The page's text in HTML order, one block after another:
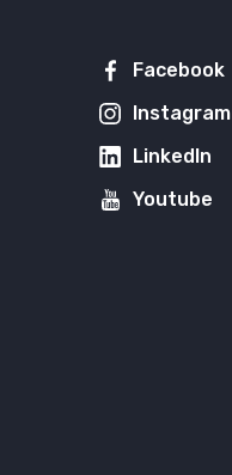
Facebook
Instagram
LinkedIn
Youtube